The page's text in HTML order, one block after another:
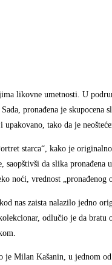
likovne umetnosti. U
pronađena je skupocena
tako da je
starca“, kako je
da slika
vrednost „pronađenog
nas zaista nalazilo jedno
odlučio je da
Milan Kašanin, u jednom